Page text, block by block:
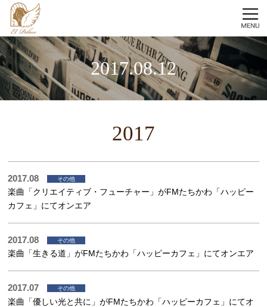
2017.08.12
2017
2017.08 その他
楽曲「クリエイティブ・フューチャー」がFMたちかわ「ハッピー
カフェ」にてオンエア
2017.08 その他
楽曲「生きる道」がFMたちかわ「ハッピーカフェ」にてオンエア
2017.07 その他
楽曲「優しい光と共に」がFMたちかわ「ハッピーカフェ」にてオ